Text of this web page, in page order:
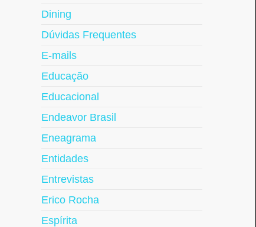
Dining
Dúvidas Frequentes
E-mails
Educação
Educacional
Endeavor Brasil
Eneagrama
Entidades
Entrevistas
Erico Rocha
Espírita